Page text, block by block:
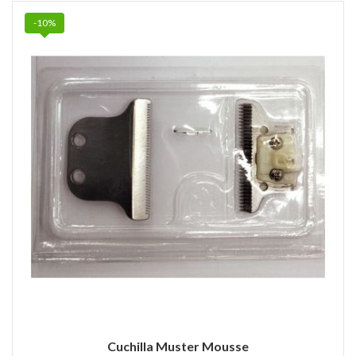
Cuchilla Muster Mousse
-10%